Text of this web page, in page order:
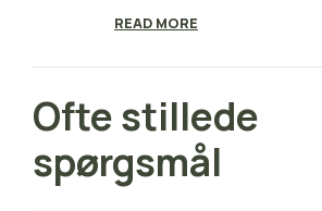
READ MORE
Ofte stillede
spørgsmål